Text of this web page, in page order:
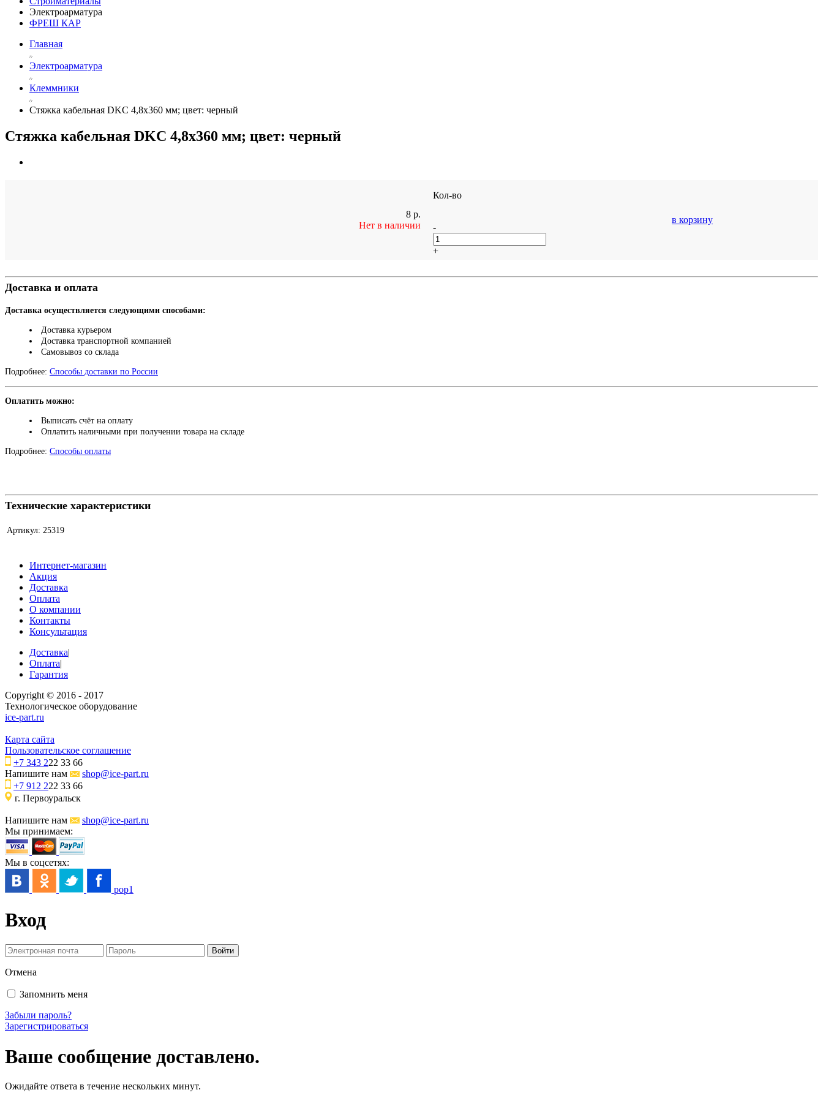
Электроарматура
ФРЕШ КАР
Главная
Электроарматура
Клеммники
Стяжка кабельная DKC 4,8х360 мм; цвет: черный
Стяжка кабельная DKC 4,8х360 мм; цвет: черный
8 р.
Нет в наличии
Кол-во
-
+
в корзину
Доставка и оплата
Доставка осуществляется следующими способами:
Доставка курьером
Доставка транспортной компанией
Самовывоз со склада
Подробнее: Способы доставки по России
Оплатить можно:
Выписать счёт на оплату
Оплатить наличными при получении товара на складе
Подробнее: Способы оплаты
Технические характеристики
Артикул: 25319
Интернет-магазин
Акция
Доставка
Оплата
О компании
Контакты
Консультация
Доставка|
Оплата|
Гарантия
Copyright © 2016 - 2017
Технологическое оборудование
ice-part.ru
Карта сайта
Пользовательское соглашение
+7 343 222 33 66
Напишите нам
shop@ice-part.ru
+7 912 222 33 66
г. Первоуральск
Напишите нам
shop@ice-part.ru
Мы принимаем:
Мы в соцсетях:
pop1
Вход
Отмена
Запомнить меня
Забыли пароль?
Зарегистрироваться
Ваше сообщение доставлено.
Ожидайте ответа в течение нескольких минут.